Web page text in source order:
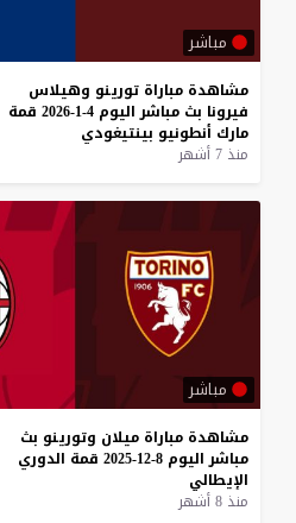
مباشر
مشاهدة مباراة تورينو وهيلاس
فيرونا بث مباشر اليوم 4-1-2026
قمة
مارك أنطونيو بينتيغودي
منذ 7 أشهر
مباشر
مشاهدة مباراة ميلان وتورينو بث
مباشر اليوم 8-12-2025 قمة الدوري
الإيطالي
منذ 8 أشهر